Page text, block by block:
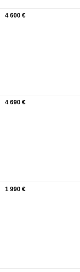
4 600 €
4 690 €
1 990 €